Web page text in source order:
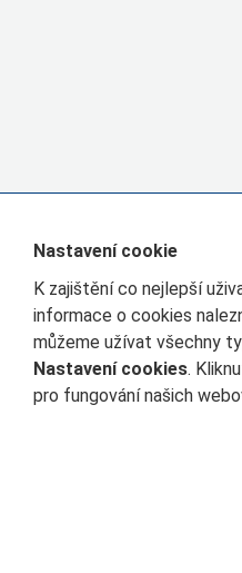
Nastavení cookie
K zajištění co nejlepší
informace o cookies
můžeme užívat všechny
Nastavení cookies.
pro fungování našich